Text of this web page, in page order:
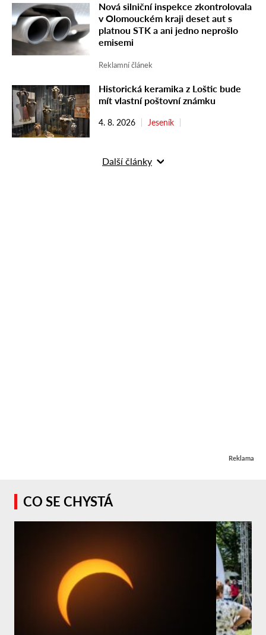
Nová silniční inspekce zkontrolovala
v Olomouckém kraji deset aut s
platnou STK a ani jedno neprošlo
emisemi
Reklamní článek
Historická keramika z Loštic bude
mít vlastní poštovní známku
4. 8. 2026 Jeseník
Další články
Reklama
CO SE CHYSTÁ